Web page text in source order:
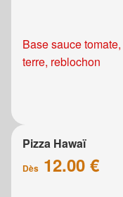
Base sauce
terre, reblochon
Pizza Hawaï
Dès 12.00 €